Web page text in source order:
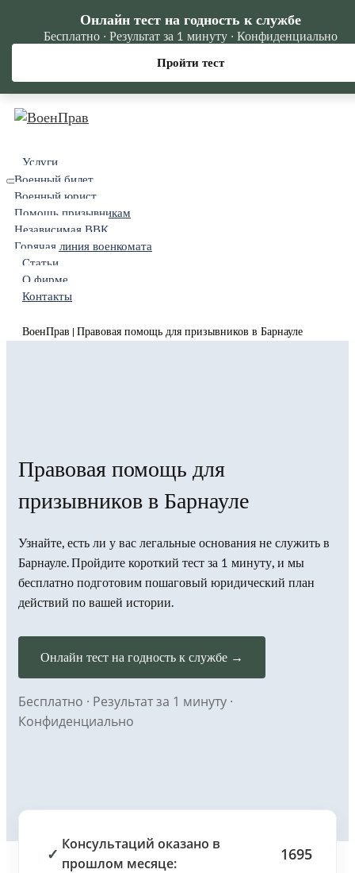
Услуги
Военный билет
Военный юрист
Помощь призывникам
Независимая ВВК
Горячая линия военкомата
Статьи
О фирме
Контакты
ВоенПрав | Правовая помощь для призывников в Барнауле
Правовая помощь для
призывников в Барнауле
Узнайте, есть ли у вас легальные основания не служить в
Барнауле. Пройдите короткий тест за 1 минуту, и мы
бесплатно подготовим пошаговый юридический план
действий по вашей истории.
Онлайн тест на годность к службе →
Бесплатно · Результат за 1 минуту ·
Конфиденциально
✓
Консультаций оказано в
прошлом месяце:
1695
Онлайн тест на годность к службе
Бесплатно · Результат за 1 минуту · Конфиденциально
Пройти тест